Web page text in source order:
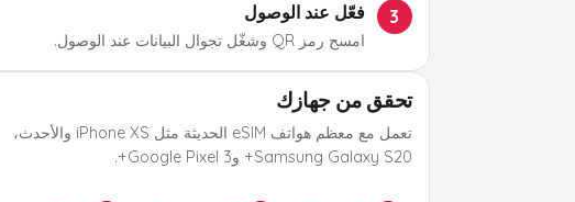
3 فعّل عند الوصول
امسح رمز QR وشغّل تجوال البيانات عند الوصول.
تحقق من جهازك
تعمل مع معظم هواتف eSIM الحديثة مثل iPhone XS والأحدث،
Samsung Galaxy S20+ وGoogle Pixel 3+.